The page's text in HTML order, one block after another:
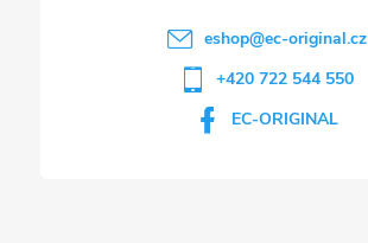
eshop@ec-original.cz
+420 722 544 550
EC-ORIGINAL